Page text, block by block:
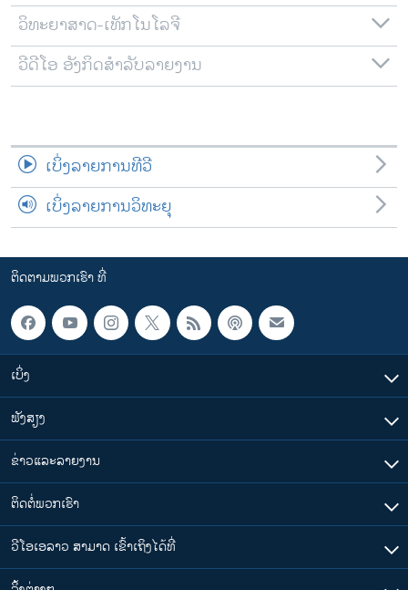
ພາສາຕ່າງໆ
ວິທະຍາສາດ-ເທັກໂນໂລຈີ
ວີດີໂອ ອັງກິດສຳລັບລາຍງານ
ເບິ່ງລາຍການທີວີ
ເບິ່ງລາຍການວິທະຍຸ
ຕິດຕາມພວກເຮົາ ທີ່
ເບິ່ງ
ຟັງສຽງ
ຂ່າວແລະລາຍງານ
ຕິດຕໍ່ພວກເຮົາ
ວີໂອເອລາວ ສາມາດ ເຂົ້າເຖິງໄດ້ທີ່